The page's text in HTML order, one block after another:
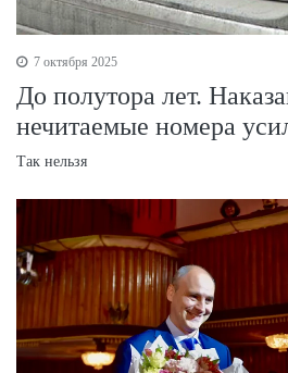
7 октября 2025
До полутора лет.
нечитаемые номера
Так нельзя